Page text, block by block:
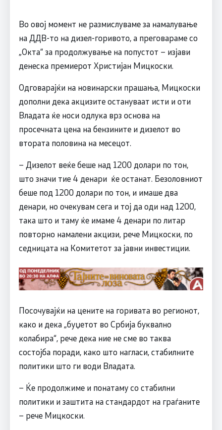
Во овој момент не размислуваме за намалување
на ДДВ-то на дизел-горивото, а преговараме со
„Окта“ за продолжување на попустот – изјави
денеска премиерот Христијан Мицкоски.
Одговарајќи на новинарски прашања, Мицкоски
дополни дека акцизите остануваат исти и оти
Владата ќе носи одлука врз основа на
просечната цена на бензините и дизелот во
втората половина на месецот.
– Дизелот веќе беше над 1200 долари по тон,
што значи тие 4 денари ќе останат. Безоловниот
беше под 1200 долари по тон, и имаше два
денари, но очекувам сега и тој да оди над 1200,
така што и таму ќе имаме 4 денари по литар
повторно намалени акцизи, рече Мицкоски, по
седницата на Комитетот за јавни инвестиции.
Посочувајќи на цените на горивата во регионот,
како и дека „буџетот во Србија буквално
колабира“, рече дека ние не сме во таква
состојба поради, како што нагласи, стабилните
политики што ги води Владата.
– Ќе продолжиме и понатаму со стабилни
политики и заштита на стандардот на граѓаните
– рече Мицкоски.